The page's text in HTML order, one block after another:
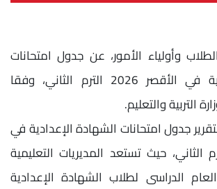
وأولياء الأمور، عن جدول امتحانات
الشهادة الإعدادية في الأقصر 2026 الترم الثاني، وفقا
التربية والتعليم.
جدول امتحانات الشهادة الإعدادية في
2026 الترم الثاني، حيث تستعد المديريات التعليمية
الدراسى لطلاب الشهادة الإعدادية